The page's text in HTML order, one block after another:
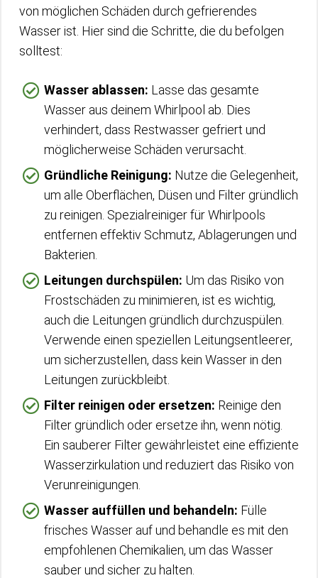
von möglichen Schäden durch gefrierendes
Wasser ist. Hier sind die Schritte, die du befolgen
solltest:
Wasser ablassen: Lasse das gesamte
Wasser aus deinem Whirlpool ab. Dies
verhindert, dass Restwasser gefriert und
möglicherweise Schäden verursacht.
Gründliche Reinigung: Nutze die Gelegenheit,
um alle Oberflächen, Düsen und Filter gründlich
zu reinigen. Spezialreiniger für Whirlpools
entfernen effektiv Schmutz, Ablagerungen und
Bakterien.
Leitungen durchspülen: Um das Risiko von
Frostschäden zu minimieren, ist es wichtig,
auch die Leitungen gründlich durchzuspülen.
Verwende einen speziellen Leitungsentleerer,
um sicherzustellen, dass kein Wasser in den
Leitungen zurückbleibt.
Filter reinigen oder ersetzen: Reinige den
Filter gründlich oder ersetze ihn, wenn nötig.
Ein sauberer Filter gewährleistet eine effiziente
Wasserzirkulation und reduziert das Risiko von
Verunreinigungen.
Wasser auffüllen und behandeln: Fülle
frisches Wasser auf und behandle es mit den
empfohlenen Chemikalien, um das Wasser
sauber und sicher zu halten.